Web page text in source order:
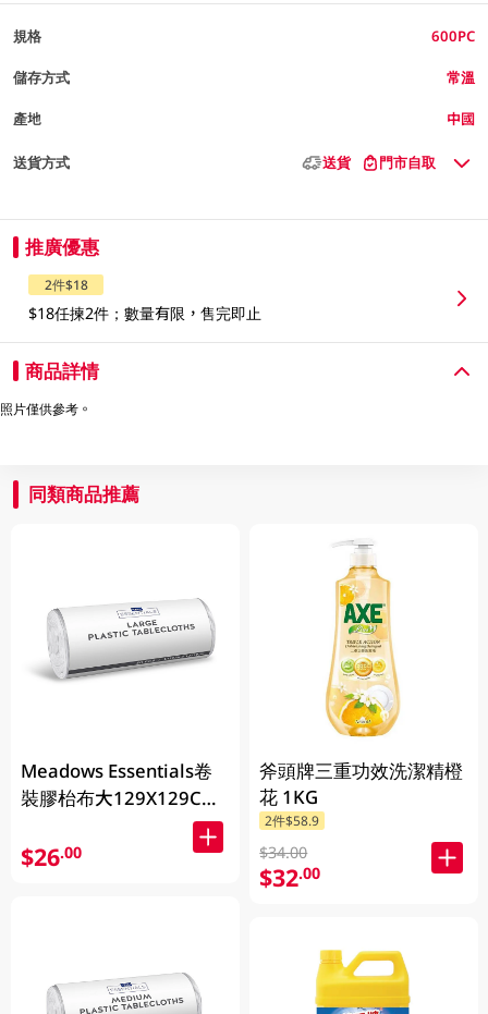
規格 600PC
儲存方式 常溫
產地 中國
送貨方式 送貨 門市自取
推廣優惠
2件$18
$18任揀2件；數量有限，售完即止
商品詳情
照片僅供參考。
同類商品推薦
Meadows Essentials卷
裝膠枱布大129X129CM
$26.00
斧頭牌三重功效洗潔精橙
花 1KG
2件$58.9
$34.00
$32.00